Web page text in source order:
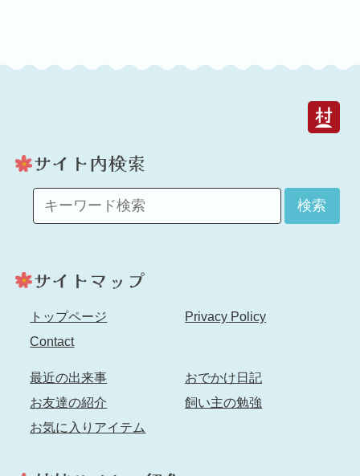
検索
トップページ
Privacy Policy
Contact
最近の出来事
おでかけ日記
お友達の紹介
飼い主の勉強
お気に入りアイテム